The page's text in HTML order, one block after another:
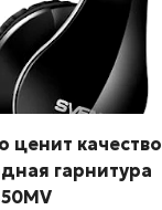
ценит качество
гарнитура